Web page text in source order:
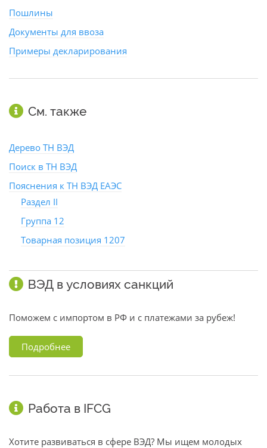
Пошлины
Документы для ввоза
Примеры декларирования
См. также
Дерево ТН ВЭД
Поиск в ТН ВЭД
Пояснения к ТН ВЭД ЕАЭС
Раздел II
Группа 12
Товарная позиция 1207
ВЭД в условиях санкций
Поможем с импортом в РФ и с платежами за рубеж!
Подробнее
Работа в IFCG
Хотите развиваться в сфере ВЭД? Мы ищем молодых